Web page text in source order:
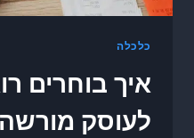
כלכלה
איך בוחרים
לעוסק